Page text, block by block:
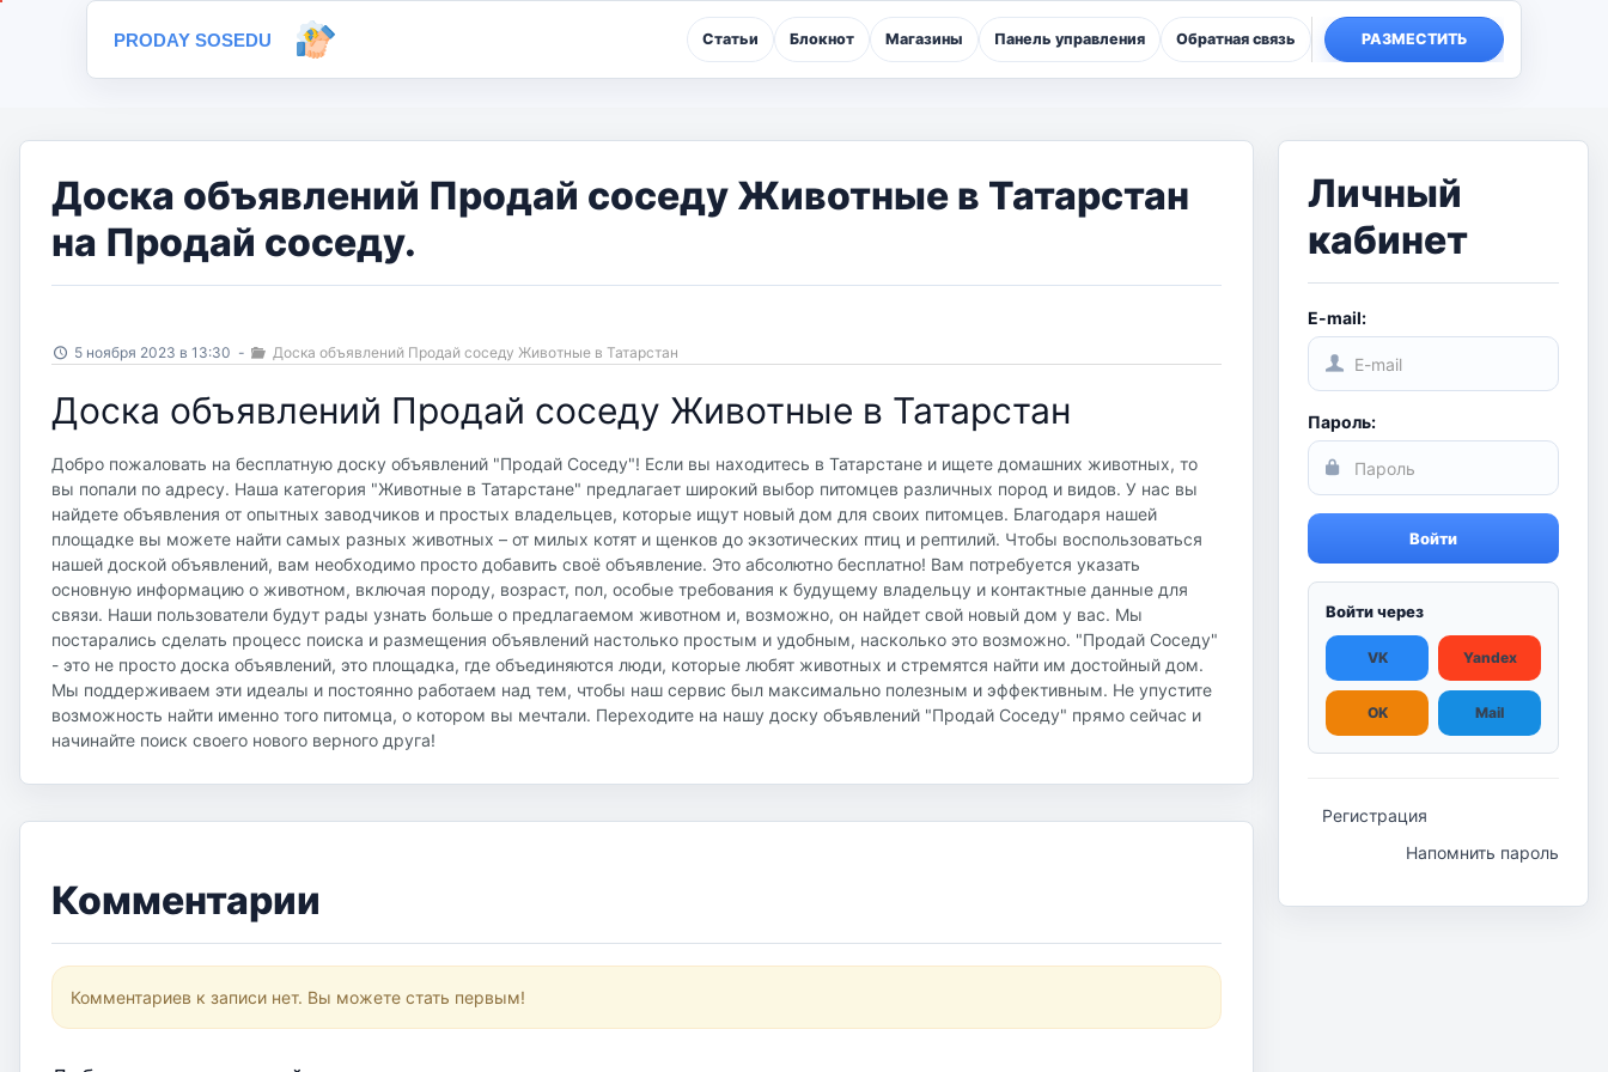
PRODAY SOSEDU Статьи Блокнот Магазины Панель управления Обратная связь РАЗМЕСТИТЬ
Доска объявлений Продай соседу Животные в Татарстан
на Продай соседу.
5 ноября 2023 в 13:30 - Доска объявлений Продай соседу Животные в Татарстан
Доска объявлений Продай соседу Животные в Татарстан
Добро пожаловать на бесплатную доску объявлений "Продай Соседу"! Если вы находитесь в Татарстане и ищете домашних животных, то
вы попали по адресу. Наша категория "Животные в Татарстане" предлагает широкий выбор питомцев различных пород и видов. У нас вы
найдете объявления от опытных заводчиков и простых владельцев, которые ищут новый дом для своих питомцев. Благодаря нашей
площадке вы можете найти самых разных животных – от милых котят и щенков до экзотических птиц и рептилий. Чтобы воспользоваться
нашей доской объявлений, вам необходимо просто добавить своё объявление. Это абсолютно бесплатно! Вам потребуется указать
основную информацию о животном, включая породу, возраст, пол, особые требования к будущему владельцу и контактные данные для
связи. Наши пользователи будут рады узнать больше о предлагаемом животном и, возможно, он найдет свой новый дом у вас. Мы
постарались сделать процесс поиска и размещения объявлений настолько простым и удобным, насколько это возможно. "Продай Соседу"
- это не просто доска объявлений, это площадка, где объединяются люди, которые любят животных и стремятся найти им достойный дом.
Мы поддерживаем эти идеалы и постоянно работаем над тем, чтобы наш сервис был максимально полезным и эффективным. Не упустите
возможность найти именно того питомца, о котором вы мечтали. Переходите на нашу доску объявлений "Продай Соседу" прямо сейчас и
начинайте поиск своего нового верного друга!
Комментарии
Комментариев к записи нет. Вы можете стать первым!
Личный
кабинет
E-mail:
Пароль:
Войти
Войти через
VK Yandex
OK Mail
Регистрация
Напомнить пароль